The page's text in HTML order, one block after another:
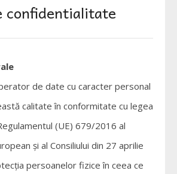
confidentialitate
de date cu caracter personal
calitate în conformitate cu legea
(UE) 679/2016 al
și al Consiliului din 27 aprilie
persoanelor fizice în ceea ce